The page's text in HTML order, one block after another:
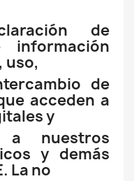
de
información
uso,
de
acceden a
y
a nuestros
y demás
La no